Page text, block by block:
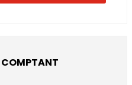
COMPTANT